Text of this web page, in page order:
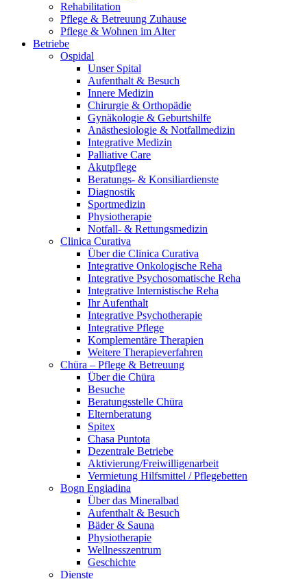
Rehabilitation
Pflege & Betreuung Zuhause
Pflege & Wohnen im Alter
Betriebe
Ospidal
Unser Spital
Aufenthalt & Besuch
Innere Medizin
Chirurgie & Orthopädie
Gynäkologie & Geburtshilfe
Anästhesiologie & Notfallmedizin
Integrative Medizin
Palliative Care
Akutpflege
Beratungs- & Konsiliardienste
Diagnostik
Sportmedizin
Physiotherapie
Notfall- & Rettungsmedizin
Clinica Curativa
Über die Clinica Curativa
Integrative Onkologische Reha
Integrative Psychosomatische Reha
Integrative Internistische Reha
Ihr Aufenthalt
Integrative Psychotherapie
Integrative Pflege
Komplementäre Therapien
Weitere Therapieverfahren
Chüra – Pflege & Betreuung
Über die Chüra
Besuche
Beratungsstelle Chüra
Elternberatung
Spitex
Chasa Puntota
Dezentrale Betriebe
Aktivierung/Freiwilligenarbeit
Vermietung Hilfsmittel / Pflegebetten
Bogn Engiadina
Über das Mineralbad
Aufenthalt & Besuch
Bäder & Sauna
Physiotherapie
Wellnesszentrum
Geschichte
Dienste